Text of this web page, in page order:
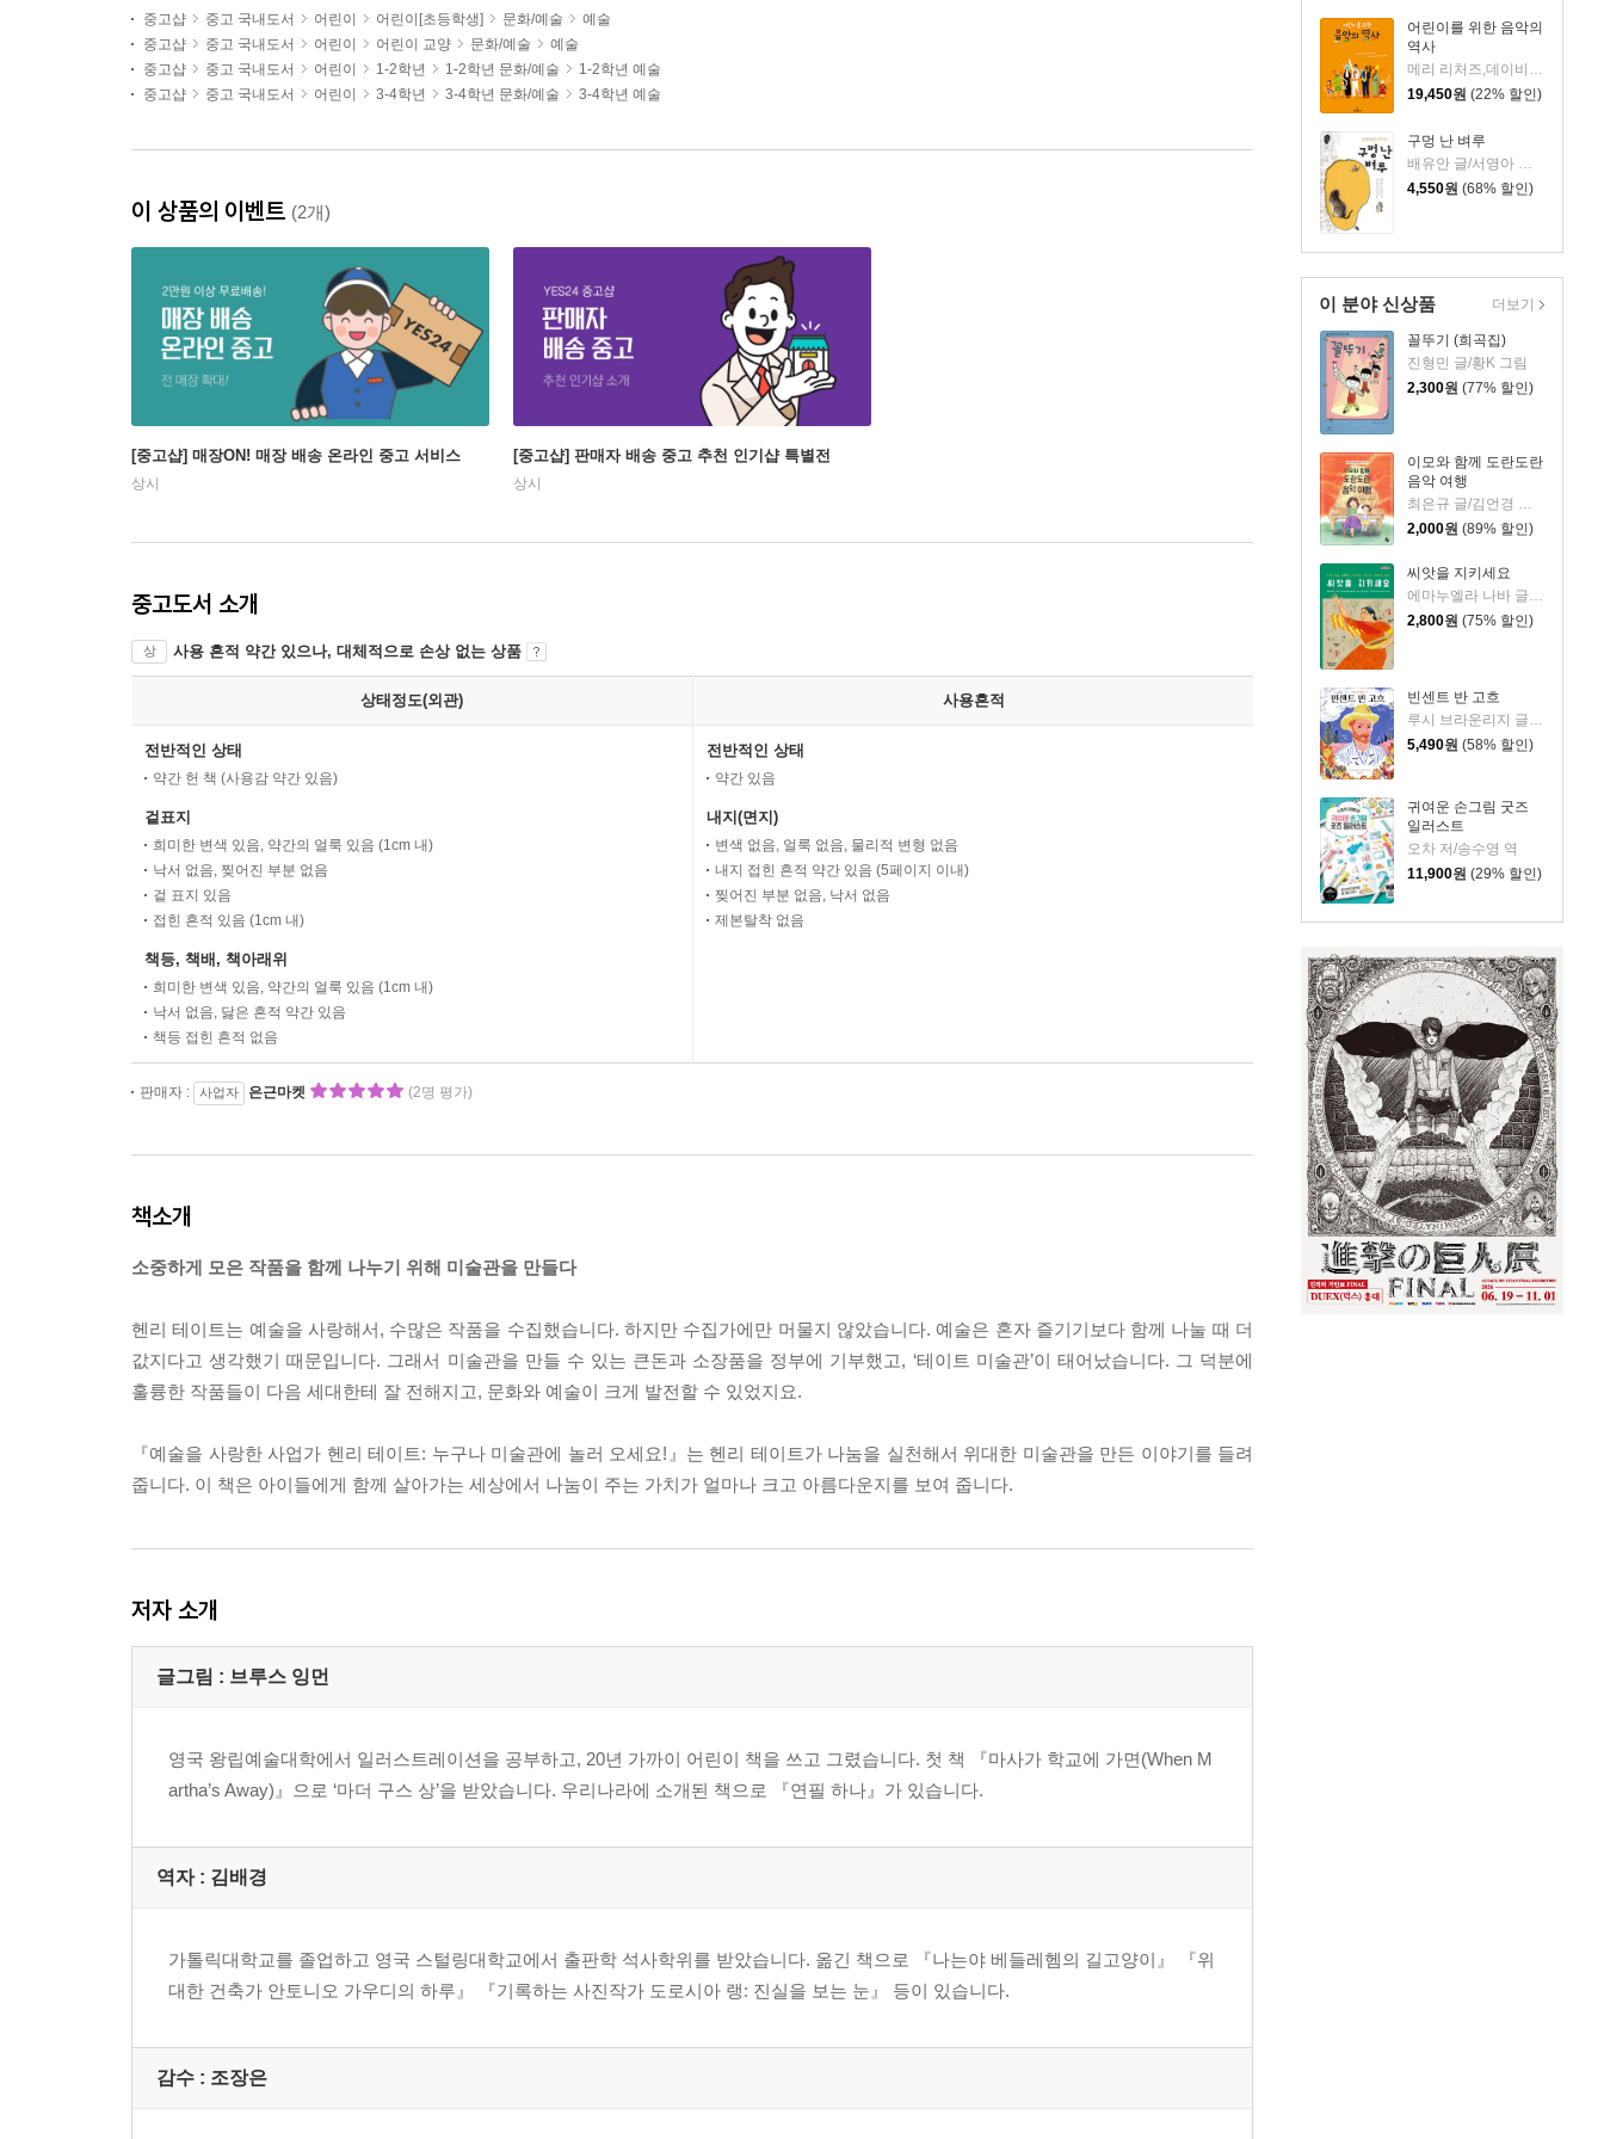
어린이를 위한 음악의
역사
메리 리처즈,데이비드 슈바이처 글/로즈 블레이크 그림/강수진 역
19,450원 (22% 할인)
구멍 난 벼루
배유안 글/서영아 그림/전국초등사회교과 모임 감수/서울대 뿌리깊은 역사나무 추천
4,550원 (68% 할인)
이 분야 신상품
꼴뚜기 (희곡집)
진형민 글/황K 그림
2,300원 (77% 할인)
이모와 함께 도란도란
음악 여행
최은규 글/김언경 그림
2,000원 (89% 할인)
씨앗을 지키세요
에마누엘라 나바 글/에마누엘라 부솔라티 그림/김현주 역/이은희 해설
2,800원 (75% 할인)
빈센트 반 고흐
루시 브라운리지 글/에디트 카롱 그림/최혜진 역
5,490원 (58% 할인)
귀여운 손그림 굿즈
일러스트
오차 저/송수영 역
11,900원 (29% 할인)
더보기
중고샵 중고 국내도서 어린이 어린이[초등학생] 문화/예술
예술
중고샵
중고 국내도서 어린이 어린이 교양 문화/예술
예술
중고샵
중고 국내도서 어린이 1-2학년 1-2학년 문화/예술
1-2학년 예술
중고샵
중고 국내도서 어린이 3-4학년 3-4학년 문화/예술 3-4학년 예술
이 상품의 이벤트 (2개)
[중고샵] 매장ON! 매장 배송 온라인 중고 서비스
상시
[중고샵] 판매자 배송 중고 추천 인기샵 특별전
상시
중고도서 소개
상 사용 흔적 약간 있으나, 대체적으로 손상 없는 상품
상태정도(외관) 사용흔적
전반적인 상태
약간 헌 책 (사용감 약간 있음)
겉표지
희미한 변색 있음, 약간의 얼룩 있음 (1cm 내)
낙서 없음, 찢어진 부분 없음
겉 표지 있음
접힌 흔적 있음 (1cm 내)
책등, 책배, 책아래위
희미한 변색 있음, 약간의 얼룩 있음 (1cm 내)
낙서 없음, 닳은 흔적 약간 있음
책등 접힌 흔적 없음
전반적인 상태
약간 있음
내지(면지)
변색 없음, 얼룩 없음, 물리적 변형 없음
내지 접힌 흔적 약간 있음 (5페이지 이내)
찢어진 부분 없음, 낙서 없음
제본탈착 없음
판매자 : 사업자 은근마켓 (2명 평가)
책소개
소중하게 모은 작품을 함께 나누기 위해 미술관을 만들다
헨리 테이트는 예술을 사랑해서, 수많은 작품을 수집했습니다. 하지만 수집가에만 머물지 않았습니다. 예술은 혼자 즐기기보다 함께 나눌 때 더
값지다고 생각했기 때문입니다. 그래서 미술관을 만들 수 있는 큰돈과 소장품을 정부에 기부했고, ‘테이트 미술관’이 태어났습니다. 그 덕분에
훌륭한 작품들이 다음 세대한테 잘 전해지고, 문화와 예술이 크게 발전할 수 있었지요.
『예술을 사랑한 사업가 헨리 테이트: 누구나 미술관에 놀러 오세요!』는 헨리 테이트가 나눔을 실천해서 위대한 미술관을 만든 이야기를 들려
줍니다. 이 책은 아이들에게 함께 살아가는 세상에서 나눔이 주는 가치가 얼마나 크고 아름다운지를 보여 줍니다.
저자 소개
글그림 : 브루스 잉먼
영국 왕립예술대학에서 일러스트레이션을 공부하고, 20년 가까이 어린이 책을 쓰고 그렸습니다. 첫 책 『마사가 학교에 가면(When M
artha’s Away)』으로 ‘마더 구스 상’을 받았습니다. 우리나라에 소개된 책으로 『연필 하나』가 있습니다.
역자 : 김배경
가톨릭대학교를 졸업하고 영국 스털링대학교에서 출판학 석사학위를 받았습니다. 옮긴 책으로 『나는야 베들레헴의 길고양이』 『위
대한 건축가 안토니오 가우디의 하루』 『기록하는 사진작가 도로시아 랭: 진실을 보는 눈』 등이 있습니다.
감수 : 조장은